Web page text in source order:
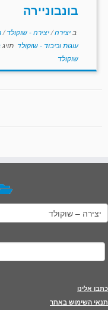
בונבוניירה
ב יצירה/יצירה - שוקולד/
עוגות וכיבוד - שוקולד תויג
שוקולד
קטגוריות
חיפוש:
כתבו אלינו
תנאי השימוש באתר